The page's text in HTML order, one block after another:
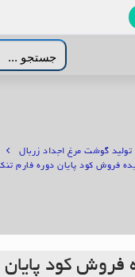
جستجو
برای:
تولید گوشت مرغ اجداد زربال
فروش کود پایان دوره فارم
فروش کود پایان